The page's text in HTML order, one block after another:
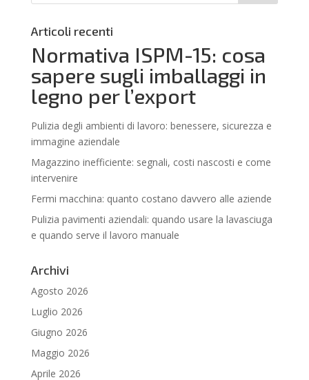
Articoli recenti
Normativa ISPM-15: cosa
sapere sugli imballaggi in
legno per l’export
Pulizia degli ambienti di lavoro: benessere, sicurezza e
immagine aziendale
Magazzino inefficiente: segnali, costi nascosti e come
intervenire
Fermi macchina: quanto costano davvero alle aziende
Pulizia pavimenti aziendali: quando usare la lavasciuga
e quando serve il lavoro manuale
Archivi
Agosto 2026
Luglio 2026
Giugno 2026
Maggio 2026
Aprile 2026